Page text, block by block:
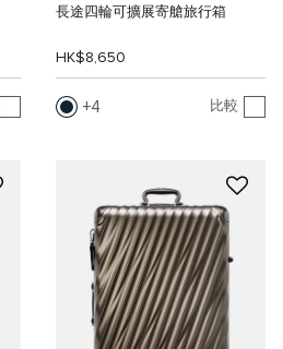
長途四輪可擴展寄艙旅行箱
HK$8,650
4 比較